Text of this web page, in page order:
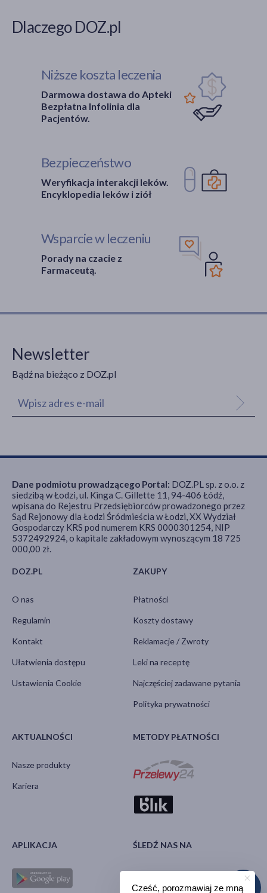
Dlaczego DOZ.pl
Niższe koszta leczenia
Darmowa dostawa do Apteki
Bezpłatna Infolinia dla
Pacjentów.
Bezpieczeństwo
Weryfikacja interakcji leków.
Encyklopedia leków i ziół
Wsparcie w leczeniu
Porady na czacie z
Farmaceutą.
Newsletter
Bądź na bieżąco z DOZ.pl
DOZ.PL
O nas
Regulamin
Kontakt
Ułatwienia dostępu
Ustawienia Cookie
ZAKUPY
Płatności
Koszty dostawy
Reklamacje / Zwroty
Leki na receptę
Najczęściej zadawane pytania
Polityka prywatności
AKTUALNOŚCI
Nasze produkty
Kariera
METODY PŁATNOŚCI
APLIKACJA ŚLEDŹ NAS NA
Dane podmiotu prowadzącego Portal: DOZ.PL sp. z o.o. z
siedzibą w Łodzi, ul. Kinga C. Gillette 11, 94-406 Łódź,
wpisana do Rejestru Przedsiębiorców prowadzonego przez
Sąd Rejonowy dla Łodzi Śródmieścia w Łodzi, XX Wydział
Gospodarczy KRS pod numerem KRS 0000301254, NIP
5372492924, o kapitale zakładowym wynoszącym 18 725
000,00 zł.
Cześć, porozmawiaj ze mną